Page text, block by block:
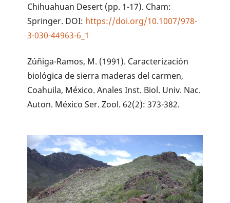
Chihuahuan Desert (pp. 1-17). Cham:
Springer. DOI: https://doi.org/10.1007/978-
3-030-44963-6_1
Zúñiga-Ramos, M. (1991). Caracterización
biológica de sierra maderas del carmen,
Coahuila, México. Anales Inst. Biol. Univ. Nac.
Auton. México Ser. Zool. 62(2): 373-382.